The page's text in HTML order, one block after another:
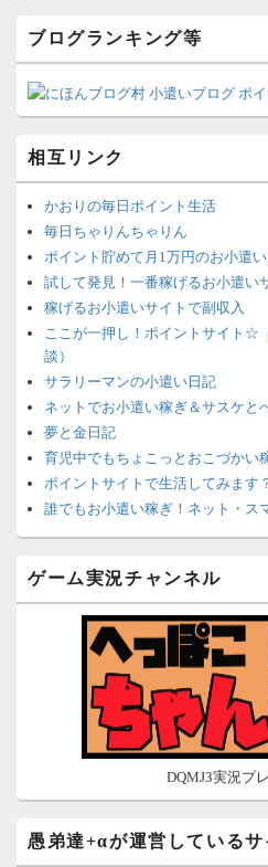
ブログランキング等
相互リンク
かおりの毎日ポイント生活
毎日ちゃりんちゃりん
ポイント貯めて月1万円のお小遣
試して発見！一番稼げるお小遣い
稼げるお小遣いサイトで副収入
ここが一押し！ポイントサイト☆
談）
サラリーマンの小遣い日記
ネットでお小遣い稼ぎ＆サスケと
夢と金日記
育児中でもちょこっとおこづかい
ポイントサイトで生活してみます
誰でもお小遣い稼ぎ！ネット・ス
ネットで簡単にお小遣い稼ぎ☆安
ポイントがお金に！？-空いた時間
在宅deお小遣い！～小銭だって集
ネット収入攻略ナビ
ポイントサイトは安全？危険？お
ゲーム実況チャンネル
DQMJ3実況プ
愚弟達+αが運営しているサ